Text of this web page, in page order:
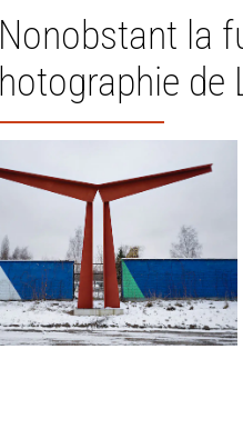
Nonobstant la
de